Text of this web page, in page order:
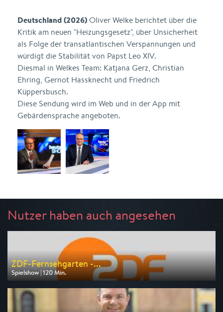
Deutschland (2026)Oliver Welke berichtet über die
Kritik am neuen "Heizungsgesetz", über Unsicherheit
als Folge der transatlantischen Verspannungen und
würdigt die Stabilität von Papst Leo XIV.
Diesmal in Welkes Team: Katjana Gerz, Christian
Ehring, Gernot Hassknecht und Friedrich
Küppersbusch.
Diese Sendung wird im Web und in der App mit
Gebärdensprache angeboten.
Nutzer haben auch angesehen
ZDF-Fernsehgarten -...
Spielshow | 120 Min.
Ausgestrahlt von ZDF
am 09.08.2026, 12:00